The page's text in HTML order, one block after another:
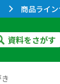
商品ライ
資料をさがす